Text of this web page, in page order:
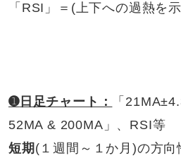
「RSI」＝(上下への過熱を
➊日足チャート：
「
52MA & 200MA」、RSI等
短期 (１週間～１か月)の方向